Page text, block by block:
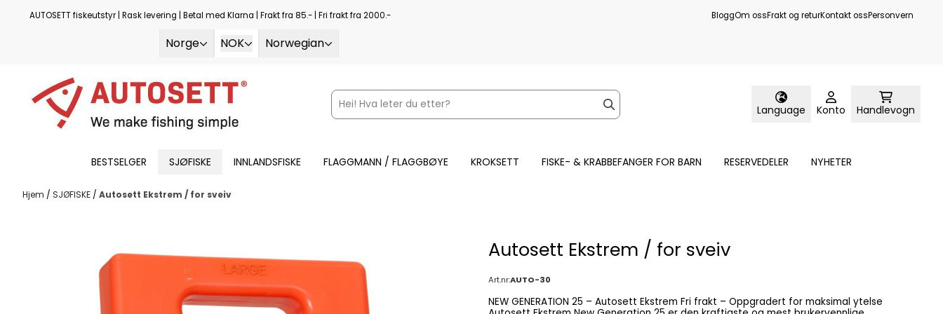
Hopp til innhold
AUTOSETT fiskeutstyr | Rask levering | Betal med Klarna | Frakt fra 85.- | Fri frakt fra 2000.- BloggOm ossFrakt og returKontakt ossPersonvern
Norge NOK Norwegian
Language Konto Handlevogn
BESTSELGER SJØFISKE INNLANDSFISKE FLAGGMANN / FLAGGBØYE KROKSETT FISKE- & KRABBEFANGER FOR BARN RESERVEDELER NYHETER
Hjem / SJØFISKE / Autosett Ekstrem / for sveiv
Autosett Ekstrem / for sveiv
Art.nr:AUTO-30
NEW GENERATION 25 – Autosett Ekstrem Fri frakt – Oppgradert for maksimal ytelse